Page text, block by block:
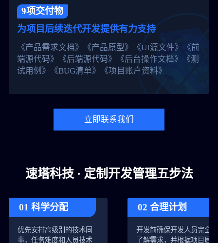
9项交付物
为项目后续迭代开发提供有力支持
《产品需求文档》《产品原型》《UI源文件》《前
端源代码》《后端源代码》《后台操作文档》《测
试用例》《BUG清单》《项目账户资料》
立即联系我们
速塔科技 · 定制开发管理五步法
01 科学分配
优先安排高级别的技术同
事，任务难度和人员技术
02 合理计划
开发前确保开发人员完全
了解需求，并根据项目周